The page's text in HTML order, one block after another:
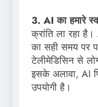
3. AI का हमारे
क्रांति ला रहा है।
का सही समय पर
टेलीमेडिसिन से
इसके अलावा, AI
उपयोगी है।